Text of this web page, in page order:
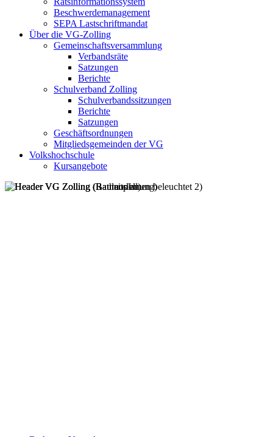
Beschwerdemanagement
SEPA Lastschriftmandat
Über die VG-Zolling
Gemeinschaftsversammlung
Verbandsräte
Satzungen
Berichte
Schulverband Zolling
Schulverbandssitzungen
Berichte
Satzungen
Geschäftsordnungen
Mitgliedsgemeinden der VG
Volkshochschule
Kursangebote